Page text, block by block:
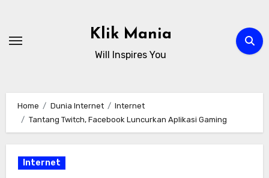
content
Klik Mania
Will Inspires You
Home Dunia Internet
Internet
Tantang Twitch, Facebook Luncurkan Aplikasi Gaming
Internet